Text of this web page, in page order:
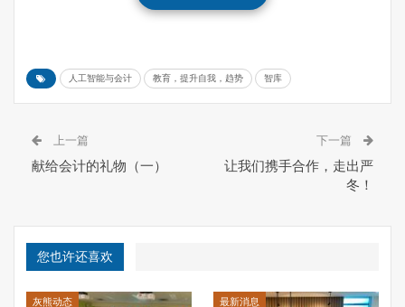
编程语言是人类与计算机交流沟通的桥梁和纽带，能够把不
同算法的数学思想和公式原理转化成计算机可以识别的形
项目开发的主流编程语言包括Lisp、Prolog、C/C++、Java
和Python。
Lisp语言适用于逻辑归纳项目和机器学习，而Prolog是一种
逻辑编程语言，建立在逻辑学理论基础之上，并且可以和
Lisp语言有效结合以解决“逻辑问题”。Prolog早期多运用于
自然语言处理，现在已经在人工智能开发中得到广泛使用。
人工智能与会计 教育，提升自我，趋势 智库
上一篇
献给会计的礼物（一）
下一篇
让我们携手合作，走出严
冬！
您也许还喜欢
灰熊动态 最新消息